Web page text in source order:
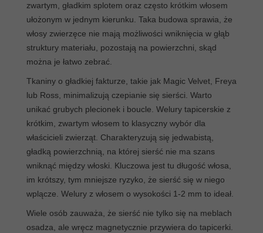
zwartym, gładkim splotem oraz często krótkim włosem
ułożonym w jednym kierunku. Taka budowa sprawia, że
włosy zwierzęce nie mają możliwości wniknięcia w głąb
struktury materiału, pozostają na powierzchni, skąd
można je łatwo zebrać.
Tkaniny o gładkiej fakturze, takie jak Magic Velvet, Freya
lub Ross, minimalizują czepianie się sierści. Warto
unikać grubych plecionek i boucle. Welury tapicerskie z
krótkim, zwartym włosem to klasyczny wybór dla
właścicieli zwierząt. Charakteryzują się jedwabistą,
gładką powierzchnią, na której sierść nie ma szans
wniknąć między włoski. Kluczowa jest tu długość włosa,
im krótszy, tym mniejsze ryzyko, że sierść się w niego
wplącze. Welury z włosem o wysokości 1-2 mm to ideał.
Wiele osób zauważa, że sierść nie tylko się na meblach
osadza, ale wręcz magnetycznie przywiera do tapicerki.